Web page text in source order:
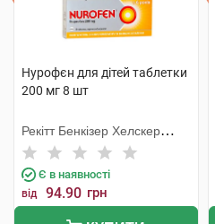
Нурофєн для дітей таблетки
200 мг 8 шт
Рекітт Бенкізер Хелскер
Інтернешнл
Є в наявності
від 94.90 грн